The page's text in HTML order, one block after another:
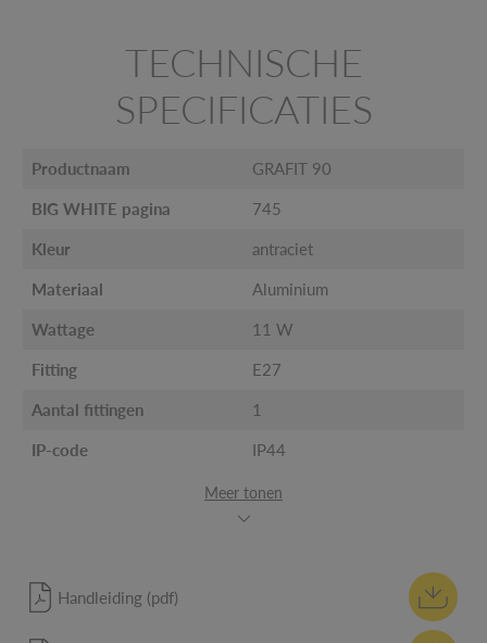
TECHNISCHE
SPECIFICATIES
Productnaam GRAFIT 90
BIG WHITE pagina 745
Kleur antraciet
Materiaal Aluminium
Wattage 11 W
Fitting E27
Aantal fittingen 1
IP-code IP44
Meer tonen
Handleiding (pdf)